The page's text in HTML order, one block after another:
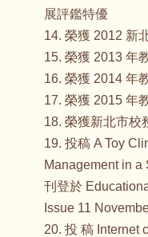
展評鑑特優
14. 榮獲 2012 新
15. 榮獲 2013 年
16. 榮獲 2014 年
17. 榮獲 2015 年
18. 榮獲新北市校
19. 投稿 A Toy
Management in a
刊登於
Issue 11
20. 投 稿 Internet